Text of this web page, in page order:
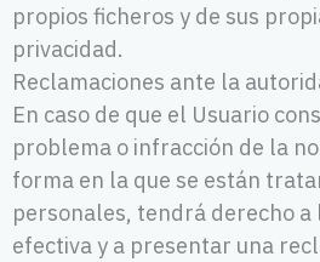
propios ficheros y de sus
privacidad.
Reclamaciones ante la
En caso de que el Usuario
problema o infracción de la
forma en la que se están
personales, tendrá derecho
efectiva y a presentar una